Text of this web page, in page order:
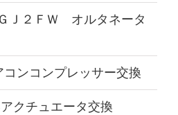
Ｊ２ＦＷ オルタネータ
ンコンプレッサー交換
クチュエータ交換